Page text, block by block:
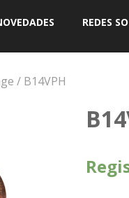
REDES
/ B14VPH